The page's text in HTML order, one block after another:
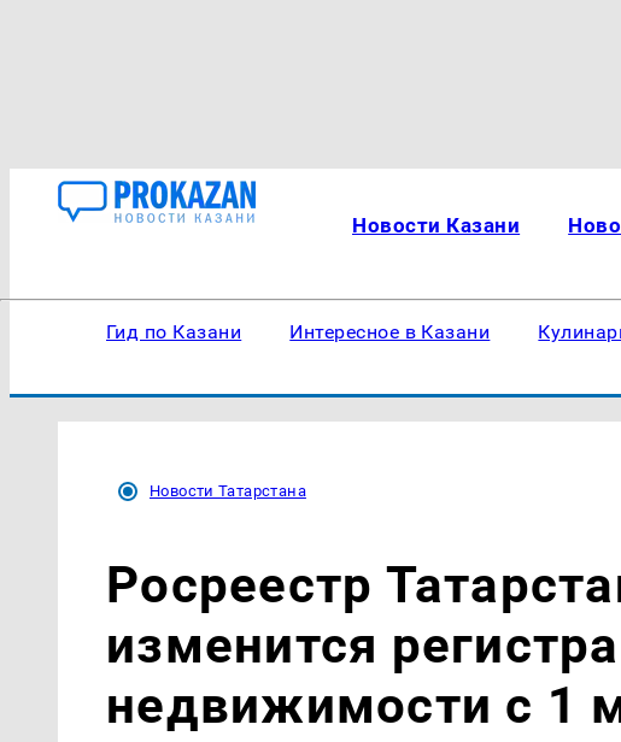
Новости Казани
Гид по Казани Интересное в Казани
Новости Татарстана
Росреестр
изменится
недвижимости с 1